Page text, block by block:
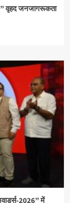
वृहद जनजागरूकता
2026” में